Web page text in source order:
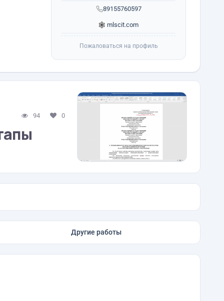
89155760597
mlscit.com
Пожаловаться на профиль
94 0
Другие работы